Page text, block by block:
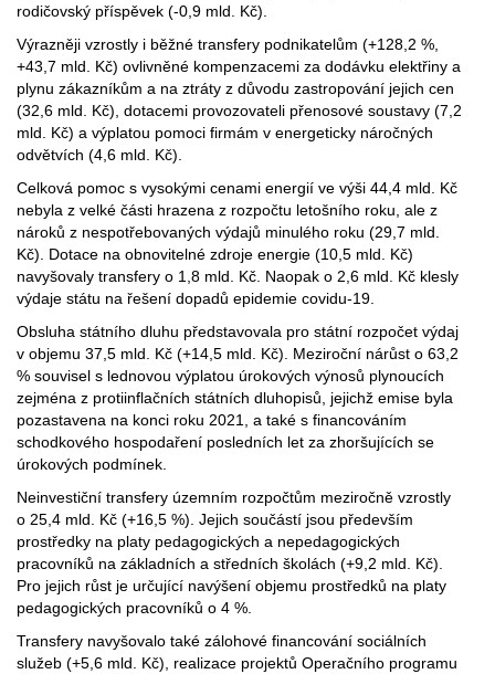
rodičovský příspěvek (-0,9 mld. Kč).
Výrazněji vzrostly i běžné transfery podnikatelům (+128,2 %,
+43,7 mld. Kč) ovlivněné kompenzacemi za dodávku elektřiny a
plynu zákazníkům a na ztráty z důvodu zastropování jejich cen
(32,6 mld. Kč), dotacemi provozovateli přenosové soustavy (7,2
mld. Kč) a výplatou pomoci firmám v energeticky náročných
odvětvích (4,6 mld. Kč).
Celková pomoc s vysokými cenami energií ve výši 44,4 mld. Kč
nebyla z velké části hrazena z rozpočtu letošního roku, ale z
nároků z nespotřebovaných výdajů minulého roku (29,7 mld.
Kč). Dotace na obnovitelné zdroje energie (10,5 mld. Kč)
navyšovaly transfery o 1,8 mld. Kč. Naopak o 2,6 mld. Kč klesly
výdaje státu na řešení dopadů epidemie covidu-19.
Obsluha státního dluhu představovala pro státní rozpočet výdaj
v objemu 37,5 mld. Kč (+14,5 mld. Kč). Meziroční nárůst o 63,2
% souvisel s lednovou výplatou úrokových výnosů plynoucích
zejména z protiinflačních státních dluhopisů, jejichž emise byla
pozastavena na konci roku 2021, a také s financováním
schodkového hospodaření posledních let za zhoršujících se
úrokových podmínek.
Neinvestiční transfery územním rozpočtům meziročně vzrostly
o 25,4 mld. Kč (+16,5 %). Jejich součástí jsou především
prostředky na platy pedagogických a nepedagogických
pracovníků na základních a středních školách (+9,2 mld. Kč).
Pro jejich růst je určující navýšení objemu prostředků na platy
pedagogických pracovníků o 4 %.
Transfery navyšovalo také zálohové financování sociálních
služeb (+5,6 mld. Kč), realizace projektů Operačního programu